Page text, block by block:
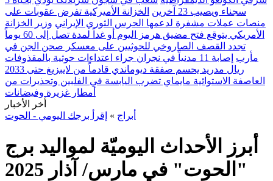
سجناء ويصيب 23 آخرين
الخزانة الأميركية تفرض عقوبات على
منصات عملات مشفرة لدعمها الحرس الثوري الإيراني وزير الخزانة
الأمريكي يتوقع فتح مضيق هرمز اليوم أو غداً لمدة تصل إلى 60 يوماً
تجدد القصف الصاروخي للحوثيين على معسكر صحن الجن في
مأرب إصابة 11 مدنياً في نجران جراء اعتداءات حوثية بالمقذوفات
ريال مدريد يحسم صفقة ديوماندي قادماً من لايبزيغ حتى 2033
العاصفة الاستوائية مايماي تضرب اليابسة في الفلبين وتحذيرات من
أمطار غزيرة وفيضانات
أخر الأخبار
أبراج » إقرأ برجك اليومي - الحوت
أبرز الأحداث اليوميّة لمواليد برج
"الحوت" في مارس/ آذار 2025